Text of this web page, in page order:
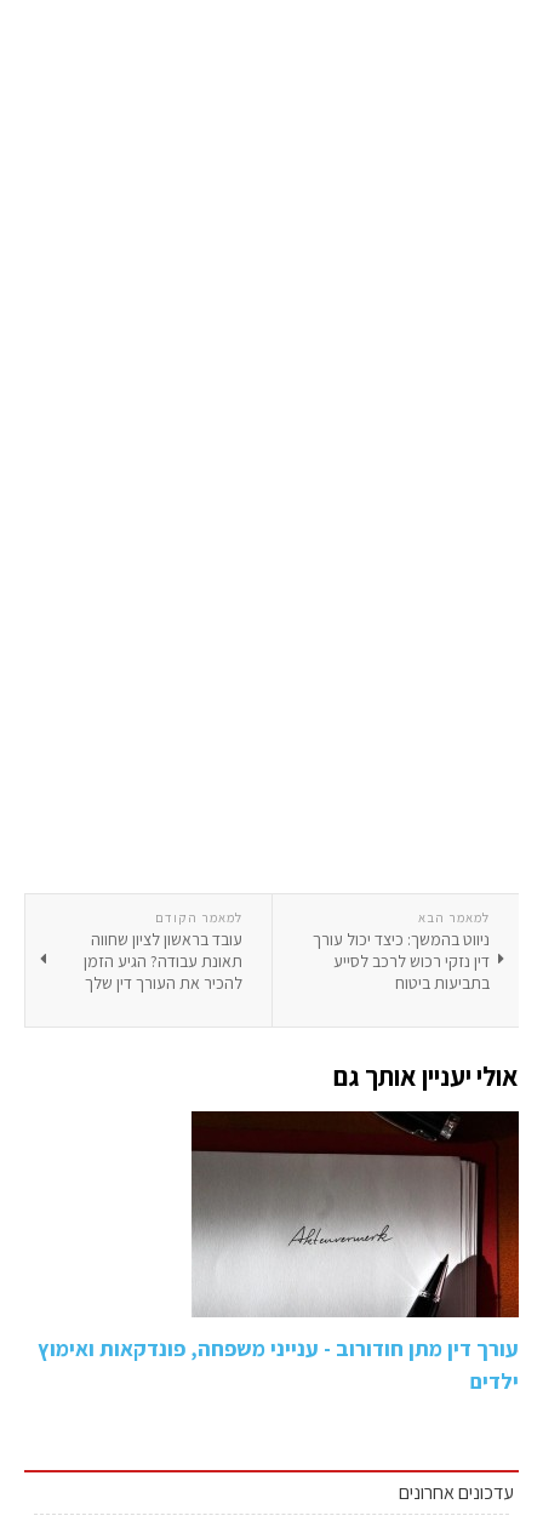
למאמר הקודם
עובד בראשון לציון שחווה
תאונת עבודה? הגיע הזמן
להכיר את העורך דין שלך
למאמר הבא
ניווט בהמשך: כיצד יכול עורך
דין נזקי רכוש לרכב לסייע
בתביעות ביטוח
אולי יעניין אותך גם
עורך דין מתן חודורוב - ענייני משפחה, פונדקאות ואימוץ
ילדים
עדכונים אחרונים